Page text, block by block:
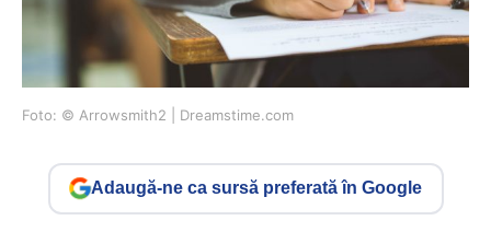
Foto: © Arrowsmith2 | Dreamstime.com
Adaugă-ne ca sursă preferată în Google